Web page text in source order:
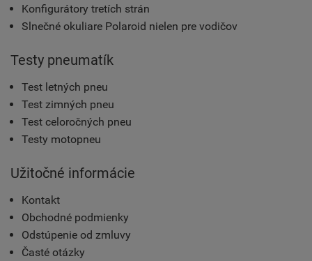
Konfigurátory tretích strán
Slnečné okuliare Polaroid nielen pre vodičov
Testy pneumatík
Test letných pneu
Test zimných pneu
Test celoročných pneu
Testy motopneu
Užitočné informácie
Kontakt
Obchodné podmienky
Odstúpenie od zmluvy
Časté otázky